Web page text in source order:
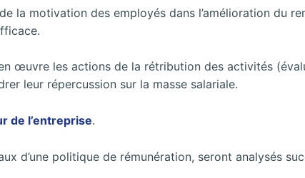
la motivation des employés dans l’amélioration du
œuvre les actions de la rétribution des activités
leur répercussion sur la masse salariale.
de l’entreprise.
d’une politique de rémunération, seront analysés